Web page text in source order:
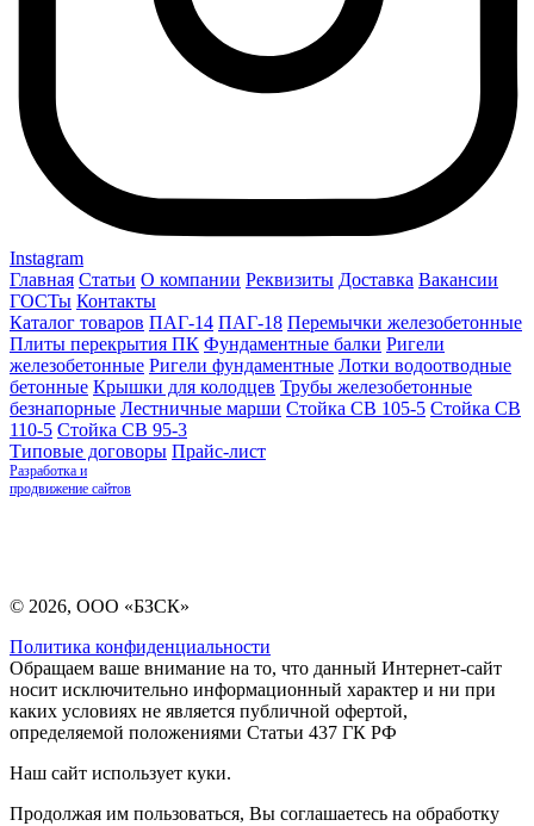
Instagram
Главная Статьи О компании Реквизиты Доставка Вакансии
ГОСТы Контакты
Каталог товаров ПАГ-14 ПАГ-18 Перемычки железобетонные
Плиты перекрытия ПК Фундаментные балки Ригели
железобетонные Ригели фундаментные Лотки водоотводные
бетонные Крышки для колодцев Трубы железобетонные
безнапорные Лестничные марши Стойка СВ 105-5 Стойка СВ
110-5 Стойка СВ 95-3
Типовые договоры Прайс-лист
Разработка и
продвижение сайтов
© 2026, ООО «БЗСК»
Политика конфиденциальности
Обращаем ваше внимание на то, что данный Интернет-сайт
носит исключительно информационный характер и ни при
каких условиях не является публичной офертой,
определяемой положениями Статьи 437 ГК РФ
Наш сайт использует куки.
Продолжая им пользоваться, Вы соглашаетесь на обработку